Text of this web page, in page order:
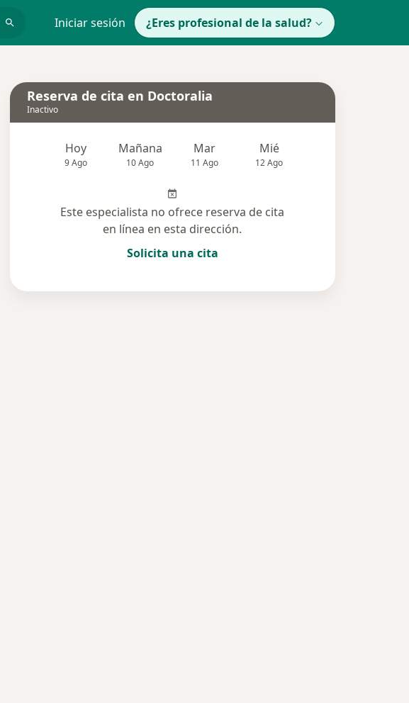
Iniciar sesión ¿Eres profesional de la salud?
Reserva de cita en Doctoralia
Inactivo
Hoy
9 Ago
Mañana
10 Ago
Mar
11 Ago
Mié
12 Ago
Este especialista no ofrece reserva de cita
en línea en esta dirección.
Solicita una cita